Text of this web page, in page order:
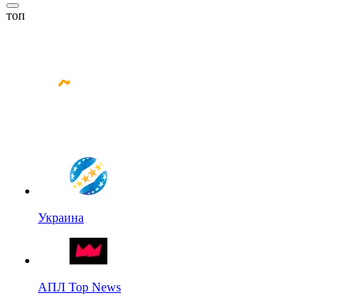
топ
Украина
АПЛ Top News